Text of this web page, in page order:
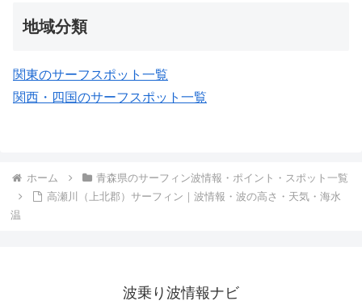
地域分類
関東のサーフスポット一覧
関西・四国のサーフスポット一覧
ホーム
青森県のサーフィン波情報・ポイント・スポット一覧
高瀬川（上北郡）サーフィン｜波情報・波の高さ・天気・海水
温
波乗り波情報ナビ